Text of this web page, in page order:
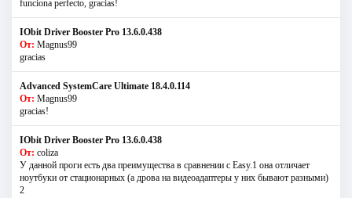
funciona perfecto, gracias!
IObit Driver Booster Pro 13.6.0.438
От: Magnus99
gracias
Advanced SystemCare Ultimate 18.4.0.114
От: Magnus99
gracias!
IObit Driver Booster Pro 13.6.0.438
От: coliza
У данной проги есть два преимущества в сравнении с Easy.1 она отличает
ноутбуки от стационарных (а дрова на видеоадаптеры у них бывают разными)
2